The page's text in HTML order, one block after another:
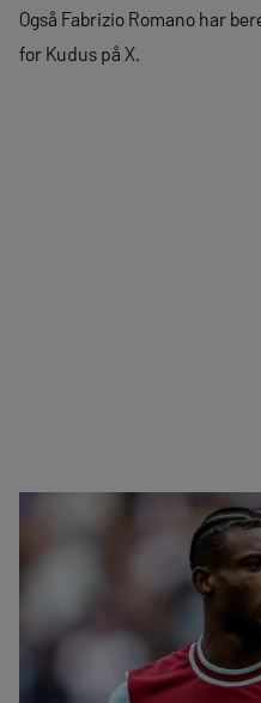
Også Fabrizio Romano har
for Kudus på X.